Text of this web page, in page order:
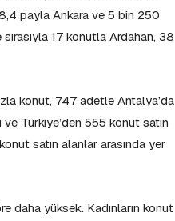
payla Ankara ve 5 bin 250
17 konutla Ardahan, 38
konut, 747 adetle Antalya’da
Türkiye’den 555 konut satın
satın alanlar arasında yer
daha yüksek. Kadınların konut